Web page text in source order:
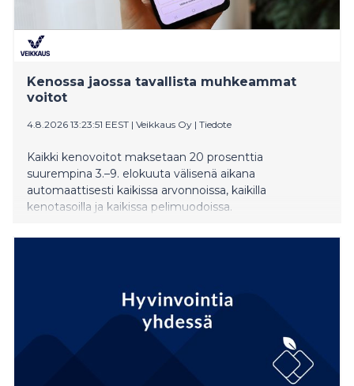
Kenossa jaossa tavallista muhkeammat
voitot
4.8.2026 13:23:51 EEST | Veikkaus Oy | Tiedote
Kaikki kenovoitot maksetaan 20 prosenttia
suurempina 3.–9. elokuuta välisenä aikana
automaattisesti kaikissa arvonnoissa, kaikilla
kenotasoilla ja kaikissa pelimuodoissa.